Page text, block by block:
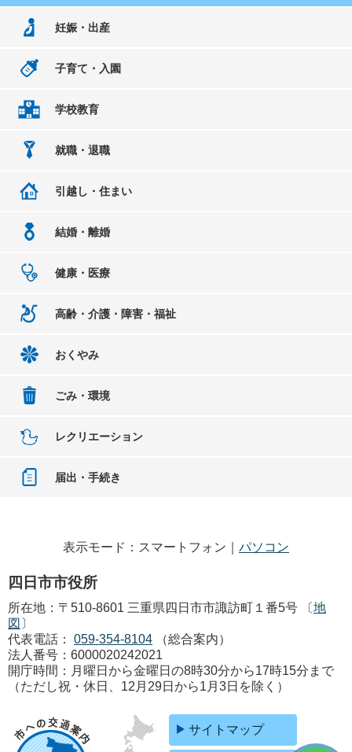
妊娠・出産
子育て・入園
学校教育
就職・退職
引越し・住まい
結婚・離婚
健康・医療
高齢・介護・障害・福祉
おくやみ
ごみ・環境
レクリエーション
届出・手続き
表示モード：スマートフォン｜ パソコン
四日市市役所
所在地：〒510-8601 三重県四日市市諏訪町１番5号 〔地
図 〕
代表電話：
059-354-8104
（総合案内）
法人番号：6000020242021
開庁時間：月曜日から金曜日の8時30分から17時15分まで
（ただし祝・休日、12月29日から1月3日を除く）
サイトマップ